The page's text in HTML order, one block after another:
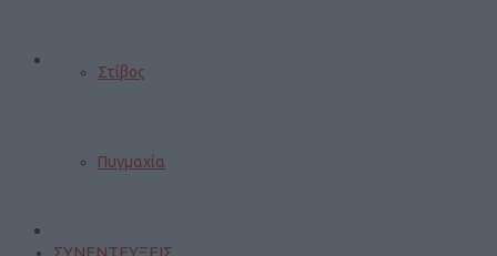
Στίβος
Πυγμαχία
ΣΥΝΕΝΤΕΥΞΕΙΣ